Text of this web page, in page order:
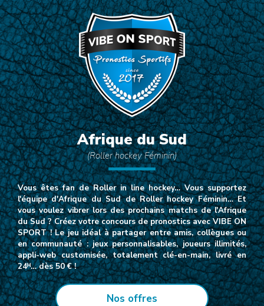
Afrique du Sud
(Roller hockey Féminin)
Vous êtes fan de Roller in line hockey… Vous supportez
l'équipe d'Afrique du Sud de Roller hockey Féminin… Et
vous voulez vibrer lors des prochains matchs de l'Afrique
du Sud ? Créez votre concours de pronostics avec VIBE ON
SPORT ! Le jeu idéal à partager entre amis, collègues ou
en communauté : jeux personnalisables, joueurs illimités,
appli-web customisée, totalement clé-en-main, livré en
24ᴴ… dès 50 € !
Nos offres